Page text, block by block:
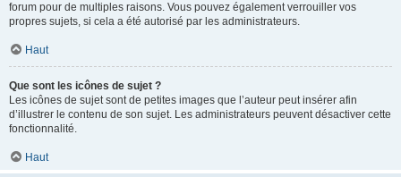
forum pour de multiples raisons. Vous pouvez également verrouiller vos
propres sujets, si cela a été autorisé par les administrateurs.
Haut
Que sont les icônes de sujet ?
Les icônes de sujet sont de petites images que l’auteur peut insérer afin
d’illustrer le contenu de son sujet. Les administrateurs peuvent désactiver cette
fonctionnalité.
Haut